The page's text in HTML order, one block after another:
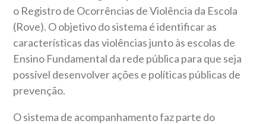
o Registro de Ocorrências de Violência da Escola
(Rove). O objetivo do sistema é identificar as
características das violências junto às escolas de
Ensino Fundamental da rede pública para que seja
possível desenvolver ações e políticas públicas de
prevenção.
O sistema de acompanhamento faz parte do